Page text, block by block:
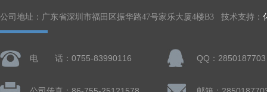
公司地址：广东省深圳市福田区振华路47号家乐大厦4楼B3 技术支持：
电 话：0755-83990116 QQ：2850187703